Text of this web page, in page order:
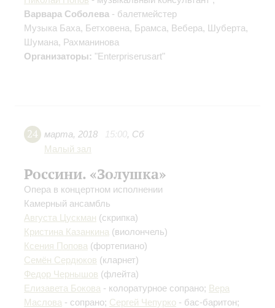
Варвара Соболева - балетмейстер
Музыка Баха, Бетховена, Брамса, Вебера, Шуберта,
Шумана, Рахманинова
Организаторы: "Enterpriserusart"
24 марта, 2018 15:00, Сб
Малый зал
Россини. «Золушка»
Опера в концертном исполнении
Камерный ансамбль
Августа Цускман (скрипка)
Кристина Казанкина (виолончель)
Ксения Попова (фортепиано)
Семён Сердюков (кларнет)
Федор Чернышов (флейта)
Елизавета Бокова - колоратурное сопрано; Вера
Маслова - сопрано; Сергей Чепурко - бас-баритон;